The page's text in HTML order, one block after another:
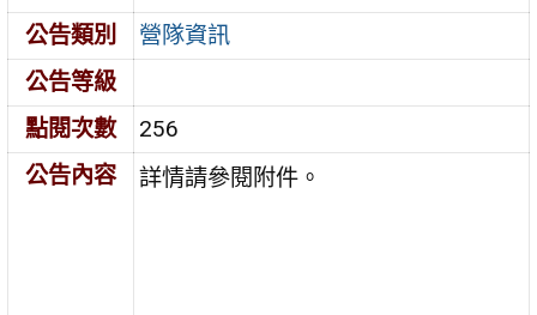
公告類別
營隊資訊
公告等級
點閱次數
256
公告內容
詳情請參閱附件。